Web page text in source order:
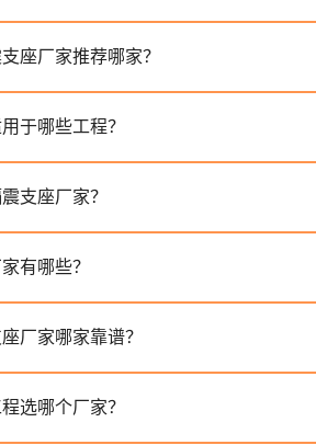
座厂家推荐哪家？
于哪些工程？
支座厂家？
有哪些？
厂家哪家靠谱？
选哪个厂家？